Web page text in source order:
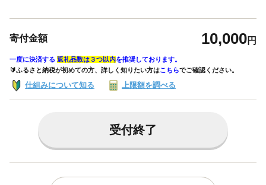
寄付金額 10,000円
一度に決済する 返礼品数は３つ以内を推奨しております。
🔰ふるさと納税が初めての方、詳しく知りたい方はこちらでご確認ください。
仕組みについて知る 上限額を調べる
受付終了